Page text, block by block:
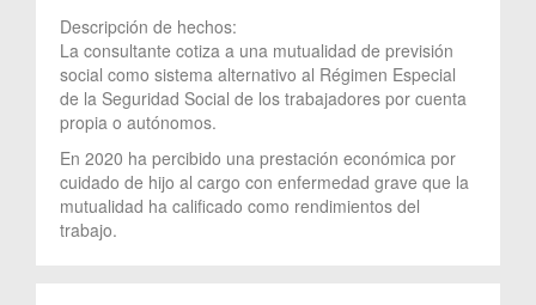
Descripción de hechos:
La consultante cotiza a una mutualidad de previsión
social como sistema alternativo al Régimen Especial
de la Seguridad Social de los trabajadores por cuenta
propia o autónomos.
En 2020 ha percibido una prestación económica por
cuidado de hijo al cargo con enfermedad grave que la
mutualidad ha calificado como rendimientos del
trabajo.